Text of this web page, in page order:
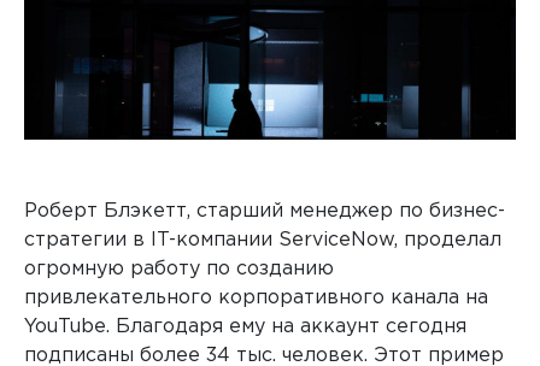
Роберт Блэкетт, старший менеджер по бизнес-
стратегии в IT-компании ServiceNow, проделал
огромную работу по созданию
привлекательного корпоративного канала на
YouTube. Благодаря ему на аккаунт сегодня
подписаны более 34 тыс. человек. Этот пример